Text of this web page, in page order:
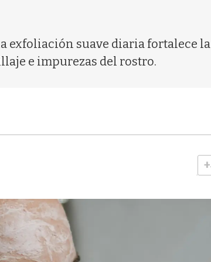
exfoliación suave diaria fortalece
e impurezas del rostro.
+